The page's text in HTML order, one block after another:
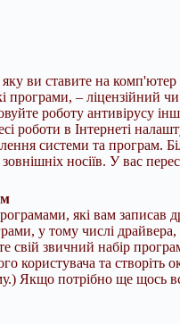
ви ставите на комп'ютер
програми, – ліцензійний
роботу антивірусу
роботи в Інтернеті
системи та програм.
носіїв. У вас
які вам записав
у тому числі
звичний набір
користувача та створіть
Якщо потрібно ще щось